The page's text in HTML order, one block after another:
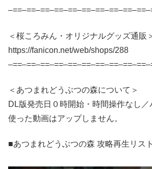
＜桜ころみん・オリジナルグッズ通販
https://fanicon.net/web/shops/288
＜あつまれどうぶつの森について＞
DL版発売日０時開始・時間操作なし
使った動画はアップしません。
■あつまれどうぶつの森 攻略再生リスト